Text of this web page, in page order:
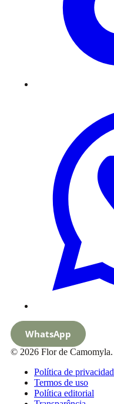
WhatsApp
© 2026 Flor de Camomyla.
Política de
Termos de uso
Política editorial